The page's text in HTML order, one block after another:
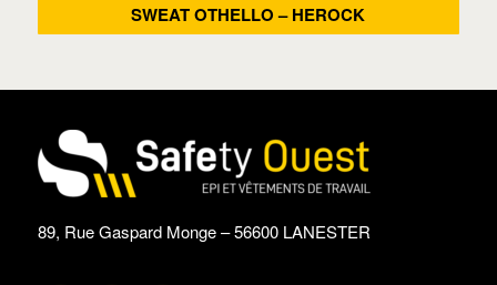
SWEAT OTHELLO – HEROCK
89, Rue Gaspard Monge – 56600 LANESTER